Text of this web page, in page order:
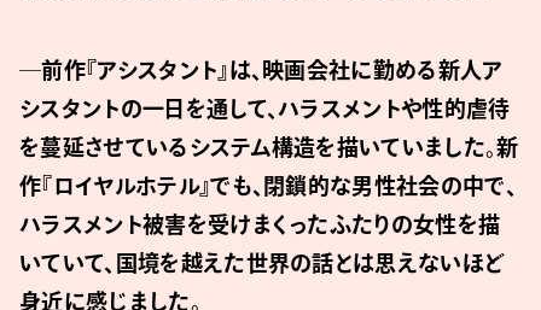
─前作『アシスタント』は、映画会社に勤める新人ア
シスタントの一日を通して、ハラスメントや性的虐待
を蔓延させているシステム構造を描いていました。新
作『ロイヤルホテル』でも、閉鎖的な男性社会の中で、
ハラスメント被害を受けまくったふたりの女性を描
いていて、国境を越えた世界の話とは思えないほど
身近に感じました。